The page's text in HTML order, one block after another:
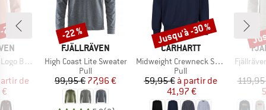
Sweater
réduit
de
%
MARQUE
FJÄLLRÄVEN
Article
High Coast Lite Sweater
Product group
Pull
Prix
99,95 €Prix réduit
77,96 €
Remise
-22 %
MARQUE
CARHARTT
Article
Midweight Crewneck Sweatshirt
Product group
Pull
Prix
59,95 € Prix réduit
à partir de
41,97 €
Remise
Jusqu'à -30 %
Article